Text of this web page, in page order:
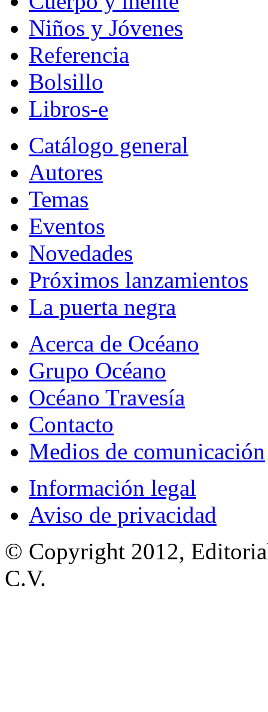
Niños y Jóvenes
Referencia
Bolsillo
Libros-e
Catálogo general
Autores
Temas
Eventos
Novedades
Próximos lanzamientos
La puerta negra
Acerca de Océano
Grupo Océano
Océano Travesía
Contacto
Medios de comunicación
Información legal
Aviso de privacidad
© Copyright 2012,
C.V.